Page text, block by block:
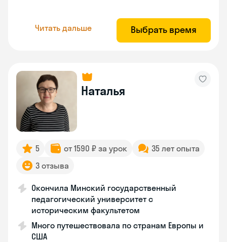
Читать дальше Выбрать время
Наталья
5 от 1590 ₽ за урок
35 лет опыта
3 отзыва
Окончила Минский государственный
педагогический университет с
историческим факультетом
Много путешествовала по странам Европы и
США